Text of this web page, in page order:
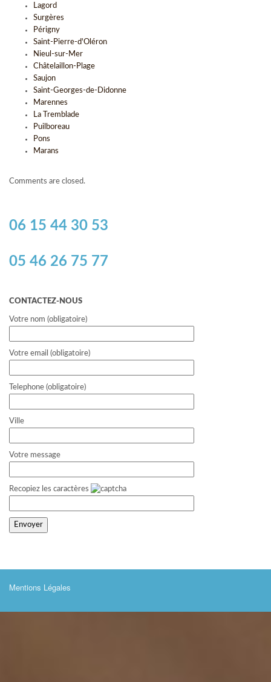
Lagord
Surgères
Périgny
Saint-Pierre-d'Oléron
Nieul-sur-Mer
Châtelaillon-Plage
Saujon
Saint-Georges-de-Didonne
Marennes
La Tremblade
Puilboreau
Pons
Marans
Comments are closed.
06 15 44 30 53
05 46 26 75 77
CONTACTEZ-NOUS
Votre nom (obligatoire)
Votre email (obligatoire)
Telephone (obligatoire)
Ville
Votre message
Recopiez les caractères
Mentions Légales